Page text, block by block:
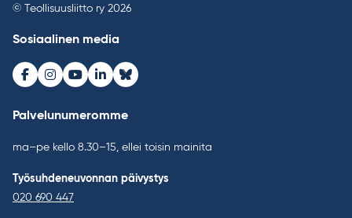
© Teollisuusliitto ry 2026
Sosiaalinen media
Facebook
Instagram
Youtube
LinkedInBluesky
Palvelunumeromme
ma–pe kello 8.30–15, ellei toisin mainita
Työsuhdeneuvonnan päivystys
020 690 447